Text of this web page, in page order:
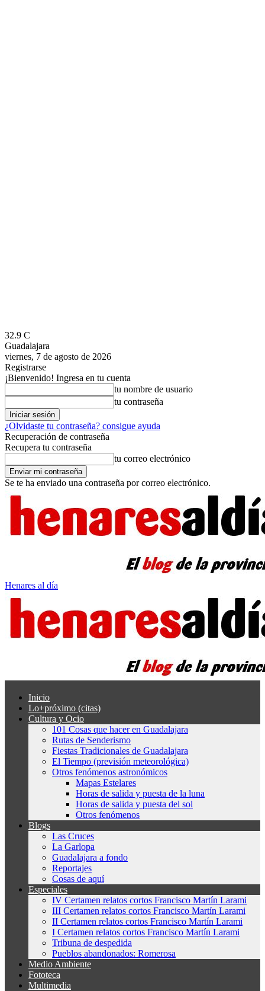
32.9 C
Guadalajara
viernes, 7 de agosto de 2026
Registrarse
¡Bienvenido! Ingresa en tu cuenta
tu nombre de usuario
tu contraseña
¿Olvidaste tu contraseña? consigue ayuda
Recuperación de contraseña
Recupera tu contraseña
tu correo electrónico
Se te ha enviado una contraseña por correo electrónico.
Henares al día
Inicio
Lo+próximo (citas)
Cultura y Ocio
101 Cosas que hacer en Guadalajara
Rutas de Senderismo
Fiestas Tradicionales de Guadalajara
El Tiempo (previsión meteorológica)
Otros fenómenos astronómicos
Mapas Estelares
Horas de salida y puesta de la luna
Horas de salida y puesta del sol
Otros fenómenos
Blogs
Las Cruces
La Garlopa
Guadalajara a fondo
Reportajes
Cosas de aquí
Especiales
IV Certamen relatos cortos Francisco Martín Larami
III Certamen relatos cortos Francisco Martín Larami
II Certamen relatos cortos Francisco Martín Larami
I Certamen relatos cortos Francisco Martín Larami
Tribuna de despedida
Pueblos abandonados: Romerosa
Medio Ambiente
Fototeca
Multimedia